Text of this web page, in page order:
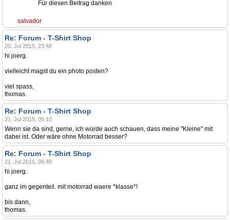
Für diesen Beitrag danken
salvador
Re: Forum - T-Shirt Shop
20. Jul 2015, 23:46
hi joerg.
vielleicht magst du ein photo posten?
viel spass,
thomas.
Re: Forum - T-Shirt Shop
21. Jul 2015, 05:10
Wenn sie da sind, gerne, ich würde auch schauen, dass meine "Kleine" mit
dabei ist. Oder wäre ohne Motorrad besser?
Re: Forum - T-Shirt Shop
21. Jul 2015, 06:48
hi joerg.
ganz im gegenteil. mit motorrad waere *klasse*!
bis dann,
thomas.